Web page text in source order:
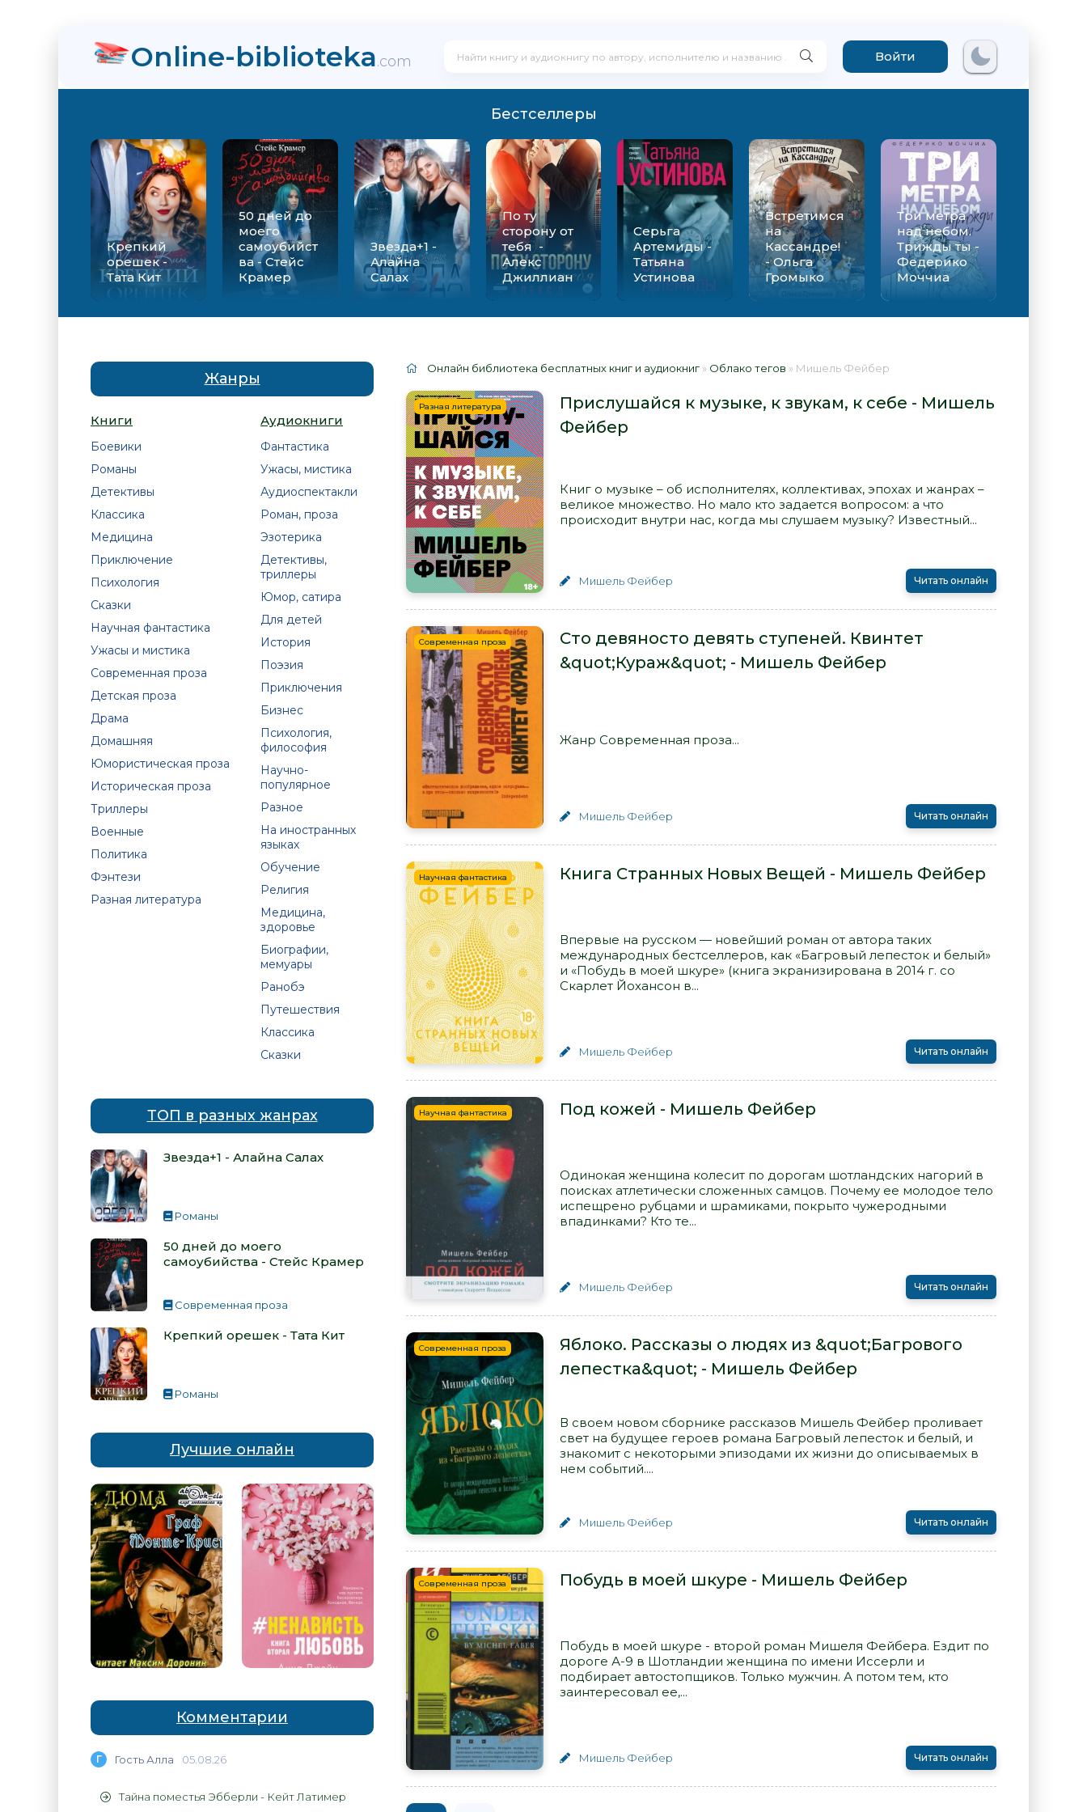
Online-biblioteka.com Войти
Бестселлеры
Крепкий
орешек -
Тата Кит
50 дней до
моего
самоубийст
ва - Стейс
Крамер
Звезда+1 -
Алайна
Салах
По ту
сторону от
тебя -
Алекс
Джиллиан
Серьга
Артемиды -
Татьяна
Устинова
Встретимся
на
Кассандре!
- Ольга
Громыко
Три метра
над небом.
Трижды ты -
Федерико
Моччиа
Жанры
Книги
Боевики
Романы
Детективы
Классика
Медицина
Приключение
Психология
Сказки
Научная фантастика
Ужасы и мистика
Современная проза
Детская проза
Драма
Домашняя
Юмористическая проза
Историческая проза
Триллеры
Военные
Политика
Фэнтези
Разная литература
Аудиокниги
Фантастика
Ужасы, мистика
Аудиоспектакли
Роман, проза
Эзотерика
Детективы,
триллеры
Юмор, сатира
Для детей
История
Поэзия
Приключения
Бизнес
Психология,
философия
Научно-
популярное
Разное
На иностранных
языках
Обучение
Религия
Медицина,
здоровье
Биографии,
мемуары
Ранобэ
Путешествия
Классика
Сказки
ТОП в разных жанрах
Звезда+1 - Алайна Салах
Романы
50 дней до моего
самоубийства - Стейс Крамер
Современная проза
Крепкий орешек - Тата Кит
Романы
Лучшие онлайн
Комментарии
Г Гость Алла 05.08.26
Тайна поместья Эбберли - Кейт Латимер
Онлайн библиотека бесплатных книг и аудиокниг » Облако тегов » Мишель Фейбер
Разная литература
Прислушайся к музыке, к звукам, к себе - Мишель
Фейбер
Книг о музыке – об исполнителях, коллективах, эпохах и жанрах –
великое множество. Но мало кто задается вопросом: а что
происходит внутри нас, когда мы слушаем музыку? Известный...
Мишель Фейбер Читать онлайн
Современная проза
Сто девяносто девять ступеней. Квинтет
&quot;Кураж&quot; - Мишель Фейбер
Жанр Современная проза...
Мишель Фейбер Читать онлайн
Научная фантастика Книга Странных Новых Вещей - Мишель Фейбер
Впервые на русском — новейший роман от автора таких
международных бестселлеров, как «Багровый лепесток и белый»
и «Побудь в моей шкуре» (книга экранизирована в 2014 г. со
Скарлет Йохансон в...
Мишель Фейбер Читать онлайн
Научная фантастика Под кожей - Мишель Фейбер
Одинокая женщина колесит по дорогам шотландских нагорий в
поисках атлетически сложенных самцов. Почему ее молодое тело
испещрено рубцами и шрамиками, покрыто чужеродными
впадинками? Кто те...
Мишель Фейбер Читать онлайн
Современная проза
Яблоко. Рассказы о людях из &quot;Багрового
лепестка&quot; - Мишель Фейбер
В своем новом сборнике рассказов Мишель Фейбер проливает
свет на будущее героев романа Багровый лепесток и белый, и
знакомит с некоторыми эпизодами их жизни до описываемых в
нем событий....
Мишель Фейбер Читать онлайн
Современная проза Побудь в моей шкуре - Мишель Фейбер
Побудь в моей шкуре - второй роман Мишеля Фейбера. Ездит по
дороге А-9 в Шотландии женщина по имени Иссерли и
подбирает автостопщиков. Только мужчин. А потом тем, кто
заинтересовал ее,...
Мишель Фейбер Читать онлайн